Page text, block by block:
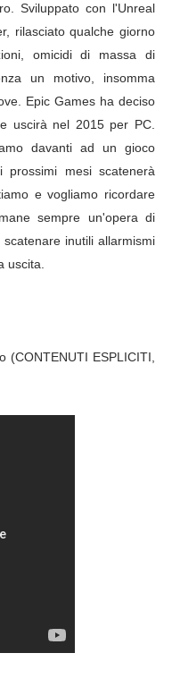
nuovo poster
trailer in italiano!
Storie mai narrate e
#5 Breaking Bad
Sviluppato con l'Unreal
rilasciato qualche giorno
omicidi di massa di
un motivo, insomma
Epic Games ha deciso
uscirà nel 2015 per PC.
davanti ad un gioco
mesi scatenerà
e vogliamo ricordare
sempre un'opera di
inutili allarmismi
uscita.
ESPLICITI,